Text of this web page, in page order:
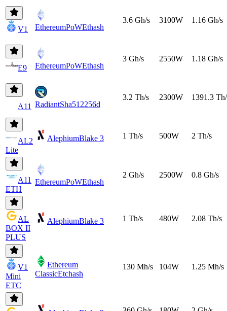
V1 EthereumPoWEthash
3.6 Gh/s 3100W 1.16 Gh/s
E9 EthereumPoWEthash
3 Gh/s 2550W 1.18 Gh/s
A11 RadiantSha512256d
3.2 Th/s 2300W 1391.3
AL2
Lite
AlephiumBlake 3 1 Th/s 500W 2 Th/s
A11
ETH
EthereumPoWEthash
2 Gh/s 2500W 0.8 Gh/s
AL
BOX II
PLUS
AlephiumBlake 3 1 Th/s 480W 2.08 Th/s
V1
Mini
ETC
Ethereum
ClassicEtchash
130 Mh/s 104W 1.25 Mh/s